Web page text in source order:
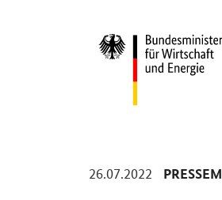
26.07.2022 -